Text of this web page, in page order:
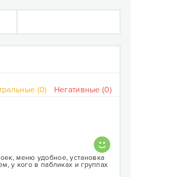
(0) Негативные (0)
меню удобное, установка
у кого в пабликах и группах